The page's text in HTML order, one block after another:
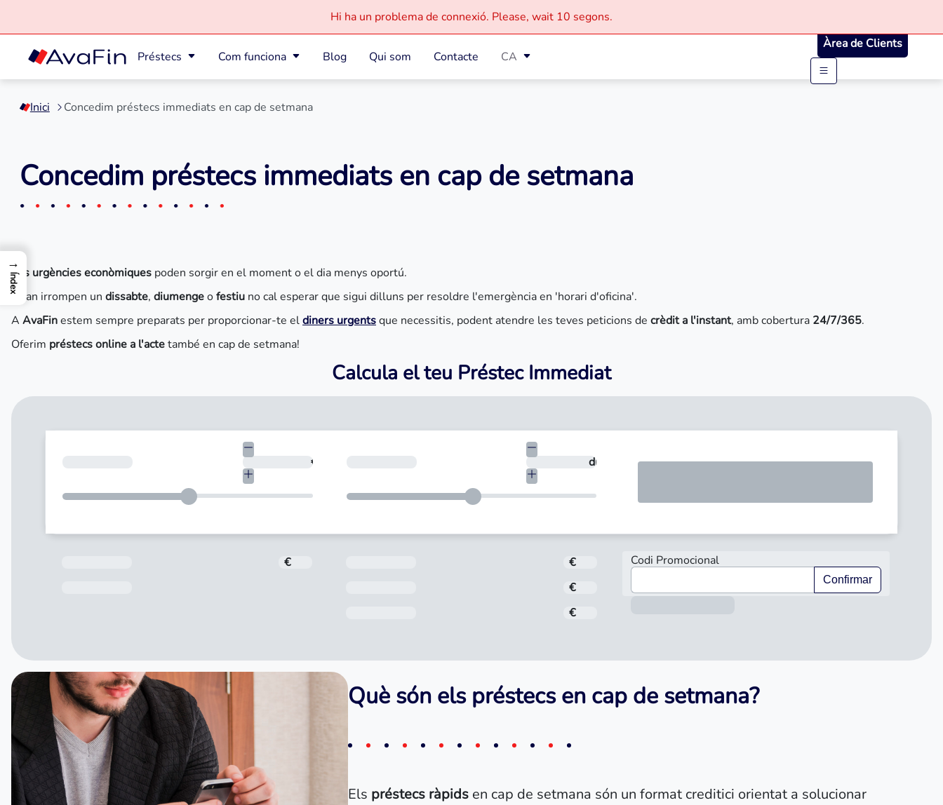
Saltar
contingut
Hi ha un problema de connexió. Please, wait 10 segons.
Préstecs Com funciona Blog Qui som Contacte CA
Àrea de Clients
Inici Concedim préstecs immediats en cap de setmana
Concedim préstecs immediats en cap de setmana
Les urgències econòmiques poden sorgir en el moment o el dia menys oportú.
Quan irrompen un dissabte, diumengeofestiu no cal esperar que sigui dilluns per resoldre l'emergència en 'horari d'oficina'.
A AvaFinestem sempre preparats per proporcionar-te eldiners urgentsque necessitis, podent atendre les teves peticions de crèdit a l'instant, amb cobertura 24/7/365.
Oferim préstecs online a l'actetambé en cap de setmana!
Calcula el teu Préstec Immediat
€ En quants dies vols tornar-ho? dies
€
€
€
€
Codi Promocional
Confirmar
Què són els préstecs en cap de setmana?
Els préstecs ràpids en cap de setmana són un format creditici orientat a solucionar
→
Índex